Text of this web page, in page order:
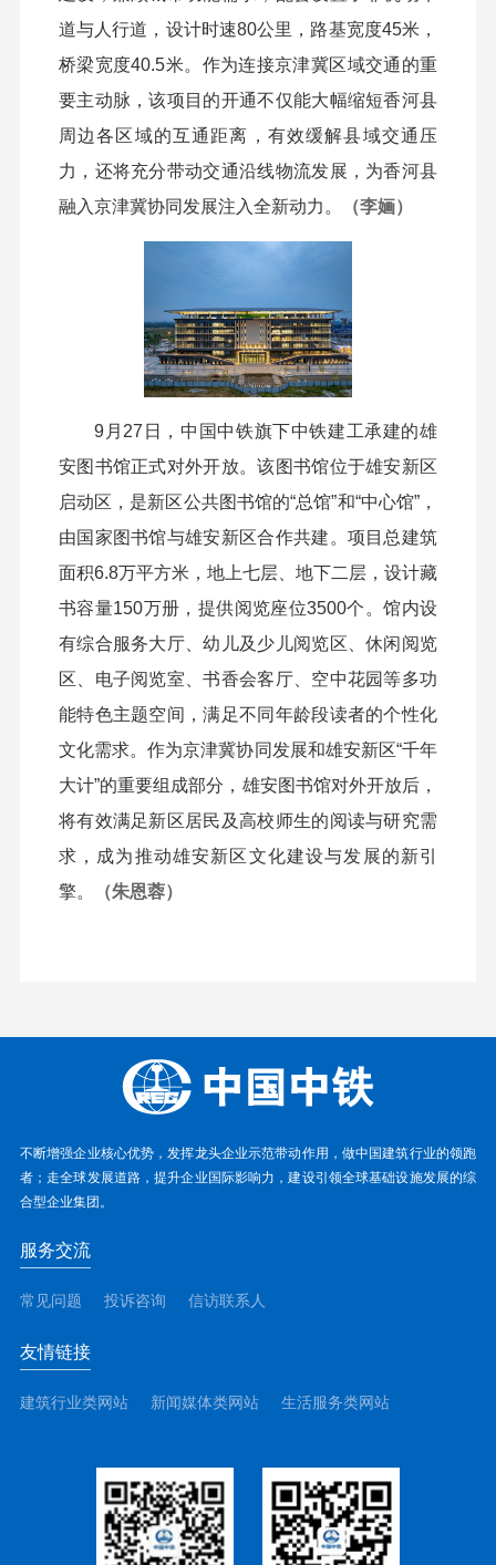
道与人行道，设计时速80公里，路基宽度45米，
桥梁宽度40.5米。作为连接京津冀区域交通的重
要主动脉，该项目的开通不仅能大幅缩短香河县
周边各区域的互通距离，有效缓解县域交通压
力，还将充分带动交通沿线物流发展，为香河县
融入京津冀协同发展注入全新动力。
（李婳）
9月27日，中国中铁旗下中铁建工承建的雄
安图书馆正式对外开放。该图书馆位于雄安新区
启动区，是新区公共图书馆的“总馆”和“中心馆”，
由国家图书馆与雄安新区合作共建。项目总建筑
面积6.8万平方米，地上七层、地下二层，设计藏
书容量150万册，提供阅览座位3500个。馆内设
有综合服务大厅、幼儿及少儿阅览区、休闲阅览
区、电子阅览室、书香会客厅、空中花园等多功
能特色主题空间，满足不同年龄段读者的个性化
文化需求。作为京津冀协同发展和雄安新区“千年
大计”的重要组成部分，雄安图书馆对外开放后，
将有效满足新区居民及高校师生的阅读与研究需
求，成为推动雄安新区文化建设与发展的新引
擎。
（朱恩蓉）
不断增强企业核心优势，发挥龙头企业示范带动作用，做中国建筑行业的领跑
者；走全球发展道路，提升企业国际影响力，建设引领全球基础设施发展的综
合型企业集团。
服务交流
常见问题 投诉咨询 信访联系人
友情链接
建筑行业类网站 新闻媒体类网站 生活服务类网站